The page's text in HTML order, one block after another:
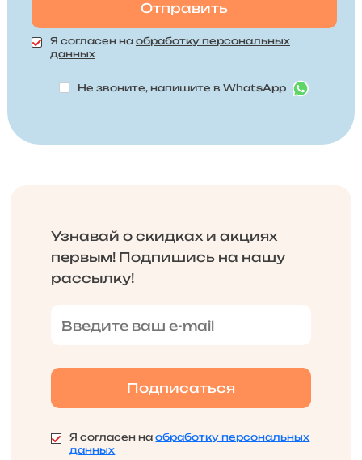
Я согласен на обработку персональных
данных
Не звоните, напишите в WhatsApp
Узнавай о скидках и акциях
первым! Подпишись на нашу
рассылку!
Я согласен наобработку персональных
данных